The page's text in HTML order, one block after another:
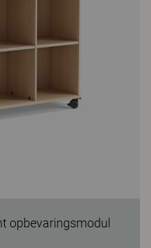
opbevaringsmodul